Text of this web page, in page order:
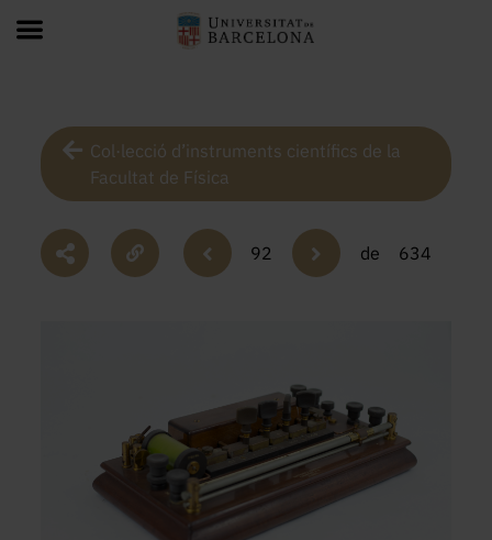
Col·lecció d’instruments científics de la
Facultat de Física
92 de 634